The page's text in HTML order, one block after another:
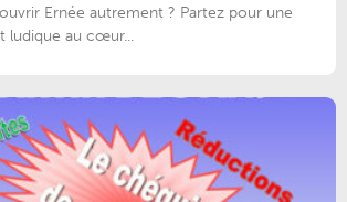
Ernée autrement ? Partez pour une
ludique au cœur...